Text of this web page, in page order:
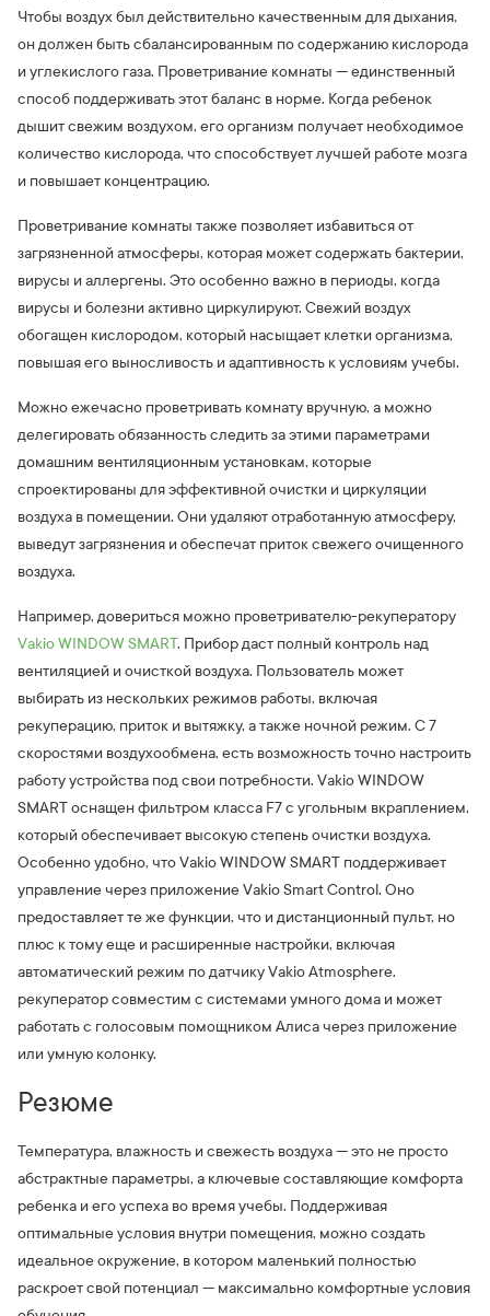
Чтобы воздух был действительно качественным для дыхания,
он должен быть сбалансированным по содержанию кислорода
и углекислого газа. Проветривание комнаты — единственный
способ поддерживать этот баланс в норме. Когда ребенок
дышит свежим воздухом, его организм получает необходимое
количество кислорода, что способствует лучшей работе мозга
и повышает концентрацию.
Проветривание комнаты также позволяет избавиться от
загрязненной атмосферы, которая может содержать бактерии,
вирусы и аллергены. Это особенно важно в периоды, когда
вирусы и болезни активно циркулируют. Свежий воздух
обогащен кислородом, который насыщает клетки организма,
повышая его выносливость и адаптивность к условиям учебы.
Можно ежечасно проветривать комнату вручную, а можно
делегировать обязанность следить за этими параметрами
домашним вентиляционным установкам, которые
спроектированы для эффективной очистки и циркуляции
воздуха в помещении. Они удаляют отработанную атмосферу,
выведут загрязнения и обеспечат приток свежего очищенного
воздуха.
Например, довериться можно проветривателю-рекуператору
Vakio WINDOW SMART. Прибор даст полный контроль над
вентиляцией и очисткой воздуха. Пользователь может
выбирать из нескольких режимов работы, включая
рекуперацию, приток и вытяжку, а также ночной режим. С 7
скоростями воздухообмена, есть возможность точно настроить
работу устройства под свои потребности. Vakio WINDOW
SMART оснащен фильтром класса F7 с угольным вкраплением,
который обеспечивает высокую степень очистки воздуха.
Особенно удобно, что Vakio WINDOW SMART поддерживает
управление через приложение Vakio Smart Control. Оно
предоставляет те же функции, что и дистанционный пульт, но
плюс к тому еще и расширенные настройки, включая
автоматический режим по датчику Vakio Atmosphere.
рекуператор совместим с системами умного дома и может
работать с голосовым помощником Алиса через приложение
или умную колонку.
Резюме
Температура, влажность и свежесть воздуха — это не просто
абстрактные параметры, а ключевые составляющие комфорта
ребенка и его успеха во время учебы. Поддерживая
оптимальные условия внутри помещения, можно создать
идеальное окружение, в котором маленький полностью
раскроет свой потенциал — максимально комфортные условия